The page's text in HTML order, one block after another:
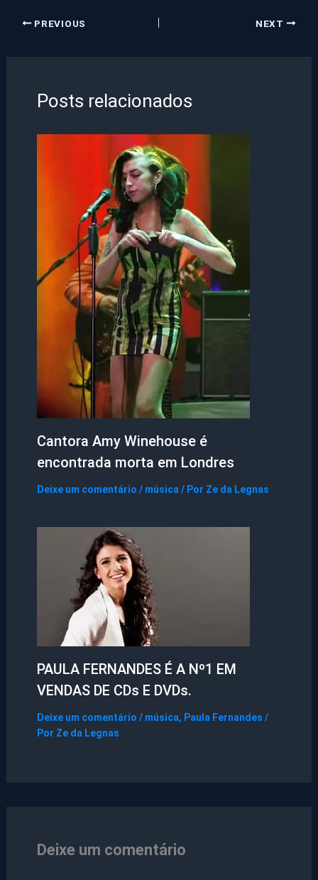
PREVIOUS NEXT
Posts relacionados
Cantora Amy Winehouse é
encontrada morta em Londres
Deixe um comentário / música / Por Ze da Legnas
PAULA FERNANDES É A Nº1 EM
VENDAS DE CDs E DVDs.
Deixe um comentário / música, Paula Fernandes /
Por Ze da Legnas
Deixe um comentário